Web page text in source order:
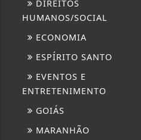
DIREITOS
HUMANOS/SOCIAL
ECONOMIA
ESPÍRITO SANTO
EVENTOS E
ENTRETENIMENTO
GOIÁS
MARANHÃO